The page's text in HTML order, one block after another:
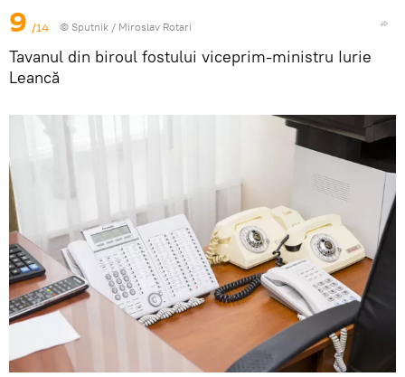
9 /14 © Sputnik / Miroslav Rotari
Tavanul din biroul fostului viceprim-ministru Iurie
Leancă